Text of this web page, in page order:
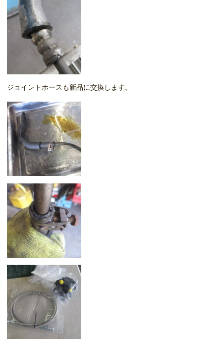
ジョイントホースも新品に交換します。